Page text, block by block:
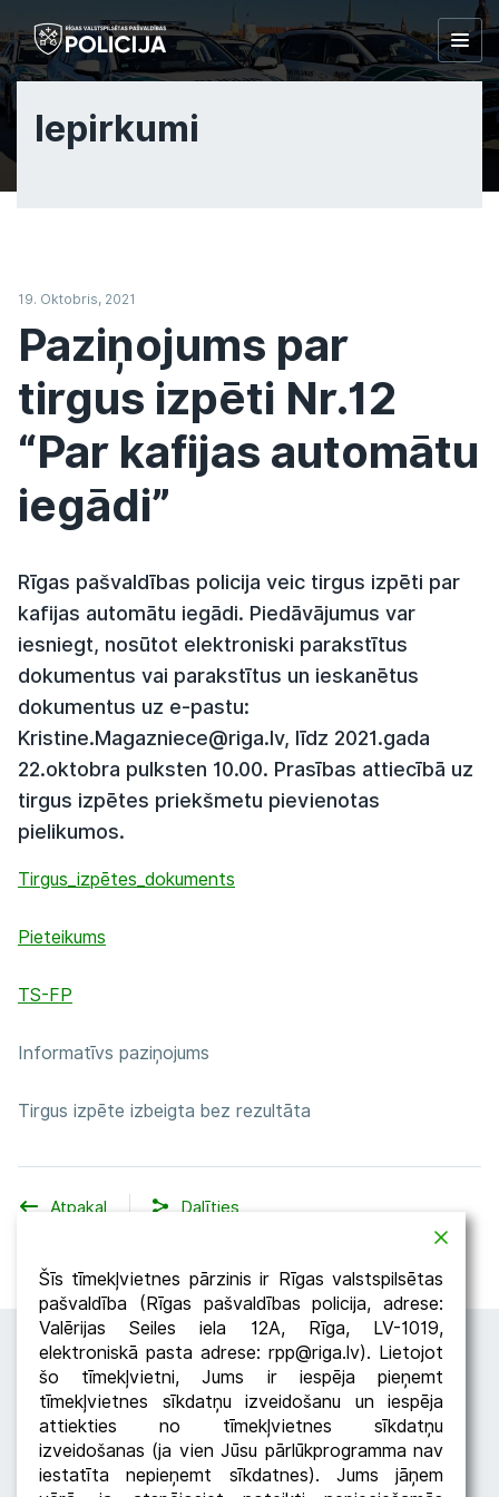
Iepirkumi
19. Oktobris, 2021
Paziņojums par
tirgus izpēti Nr.12
“Par kafijas automātu
iegādi”
Rīgas pašvaldības policija veic tirgus izpēti par
kafijas automātu iegādi. Piedāvājumus var
iesniegt, nosūtot elektroniski parakstītus
dokumentus vai parakstītus un ieskanētus
dokumentus uz e-pastu:
Kristine.Magazniece@riga.lv, līdz 2021.gada
22.oktobra pulksten 10.00. Prasības attiecībā uz
tirgus izpētes priekšmetu pievienotas
pielikumos.
Tirgus_izpētes_dokuments
Pieteikums
TS-FP
Informatīvs paziņojums
Tirgus izpēte izbeigta bez rezultāta
Atpakaļ Dalīties
Seko RPP
Šīs tīmekļvietnes pārzinis ir Rīgas valstspilsētas
pašvaldība (Rīgas pašvaldības policija, adrese:
Valērijas Seiles iela 12A, Rīga, LV-1019,
elektroniskā pasta adrese: rpp@riga.lv). Lietojot
šo tīmekļvietni, Jums ir iespēja pieņemt
tīmekļvietnes sīkdatņu izveidošanu un iespēja
attiekties no tīmekļvietnes sīkdatņu
izveidošanas (ja vien Jūsu pārlūkprogramma nav
iestatīta nepieņemt sīkdatnes). Jums jāņem